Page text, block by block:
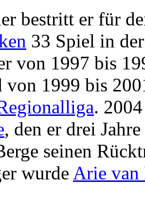
bestritt er für
33 Spiel in
von 1997 bis
von 1999 bis
.
, den er drei
seinen
wurde Arie van